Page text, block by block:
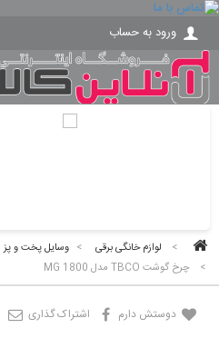
ورود به حساب
> لوازم خانگی برقی > وسایل پخت و پز
>
چرخ گوشت TBCO مدل MG 1800
دوستش دارم اشتراک گذاری